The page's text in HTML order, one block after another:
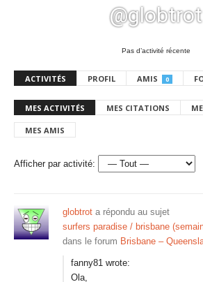
@globtrot
Pas d’activité récente
ACTIVITÉS PROFIL AMIS 0
MES ACTIVITÉS MES CITATIONS
MES AMIS
Afficher par activité:
globtrot a répondu au sujet
surfers paradise / brisbane
dans le forum Brisbane –
fanny81 wrote:
Ola,